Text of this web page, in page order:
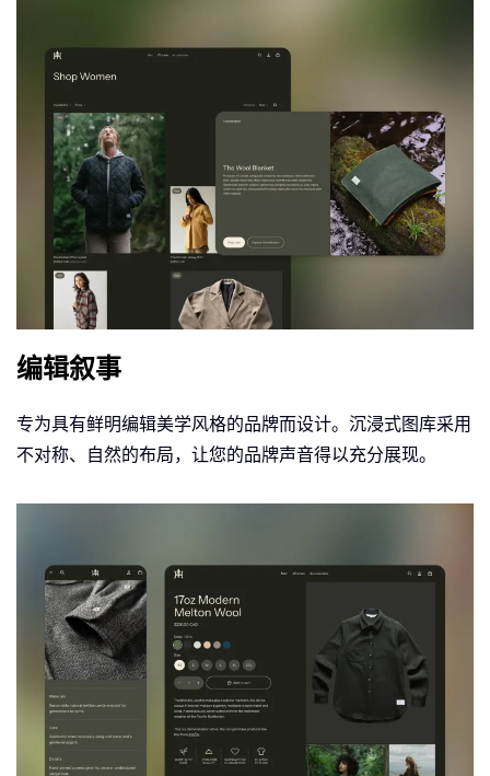
编辑叙事
专为具有鲜明编辑美学风格的品牌而设计。沉浸式图库采用
不对称、自然的布局，让您的品牌声音得以充分展现。